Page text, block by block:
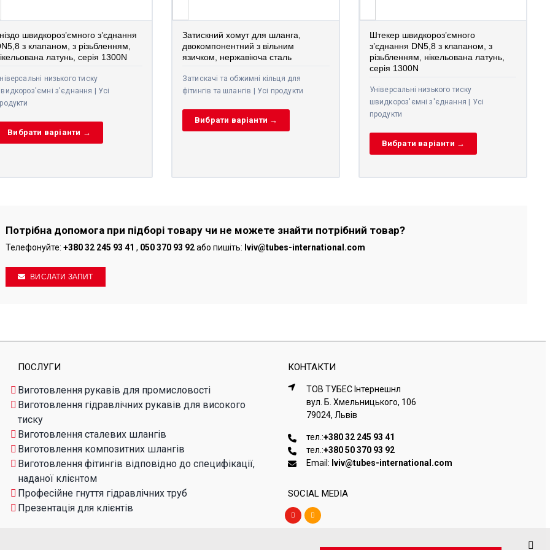
швидкороз’ємного з’єднання
з клапаном, з різьбленням,
латунь, серія 1300N
низького тиску
з'єднання | Усі
Вибрати варіанти →
Затискний хомут для шланга,
двокомпонентний з вільним
язичком, нержавіюча сталь
Затискачі та обжимні кільця для
фітингів та шлангів | Усі продукти
Вибрати варіанти →
Штекер швидкороз’ємного
з’єднання DN5,8 з клапаном, з
різьбленням, нікельована латунь,
серія 1300N
Універсальні низького тиску
швидкороз'ємні з'єднання | Усі
продукти
Вибрати варіанти →
Потрібна допомога при підборі товару чи не можете знайти потрібний товар?
Телефонуйте: +380 32 245 93 41 , 050 370 93 92або пишіть: lviv@tubes-international.com
ВИСЛАТИ ЗАПИТ
ПОСЛУГИ КОНТАКТИ
Виготовлення рукавів для промисловості
Виготовлення гідравлічних рукавів для високого
тиску
Виготовлення сталевих шлангів
Виготовлення композитних шлангів
Виготовлення фітингів відповідно до специфікації,
наданої клієнтом
Професійне гнуття гідравлічних труб
Презентація для клієнтів
ТОВ ТУБЕС Iнтернешнл
вул. Б. Хмельницького, 106
79024, Львiв
тел.:+380 32 245 93 41
тел.:+380 50 370 93 92
Email: lviv@tubes-international.com
SOCIAL MEDIA